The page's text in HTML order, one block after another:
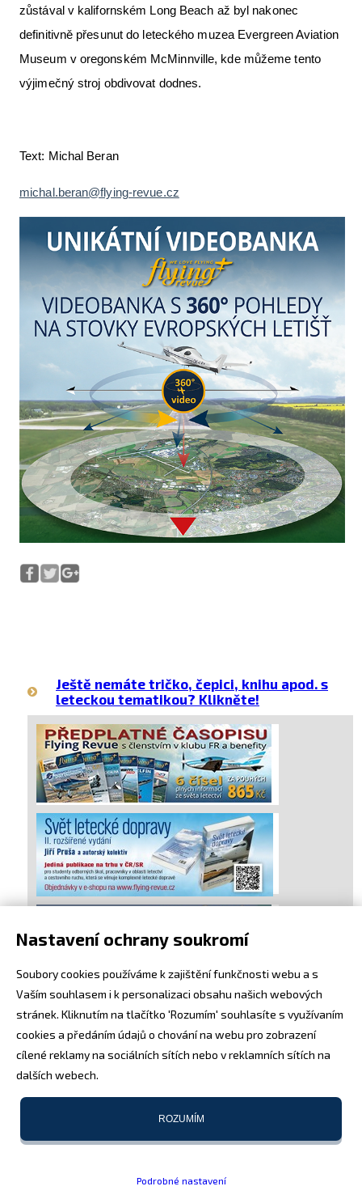
zůstával v kalifornském Long Beach až byl nakonec
definitivně přesunut do leteckého muzea Evergreen Aviation
Museum v oregonském McMinnville, kde můžeme tento
výjimečný stroj obdivovat dodnes.
Text: Michal Beran
michal.beran@flying-revue.cz
Ještě nemáte tričko, čepici, knihu apod. s
leteckou tematikou? Klikněte!
Nastavení ochrany soukromí
Soubory cookies používáme k zajištění funkčnosti webu a s
Vaším souhlasem i k personalizaci obsahu našich webových
stránek. Kliknutím na tlačítko 'Rozumím' souhlasíte s využívaním
cookies a předáním údajů o chování na webu pro zobrazení
cílené reklamy na sociálních sítích nebo v reklamních sítích na
dalších webech.
ROZUMÍM
Podrobné nastavení